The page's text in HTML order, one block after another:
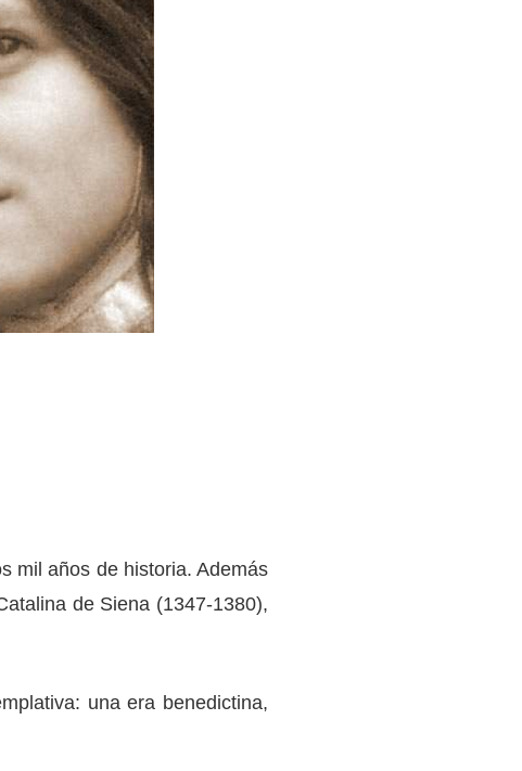
mil años de historia. Además
de Siena (1347-1380),
una era benedictina,